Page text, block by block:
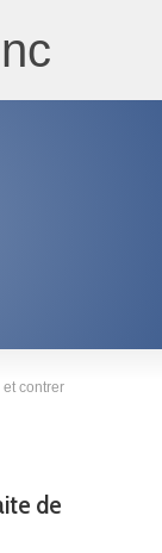
et contrer
de